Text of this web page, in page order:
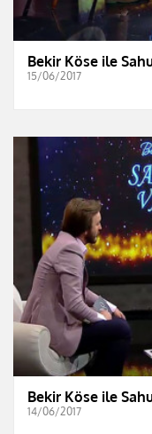
Bekir Köse ile
15/06/2017
Bekir Köse ile
14/06/2017